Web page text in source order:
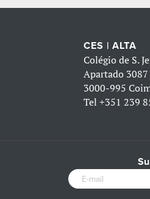
CES | ALTA
Colégio de S.
Apartado 3087
3000-995
Tel+351 239